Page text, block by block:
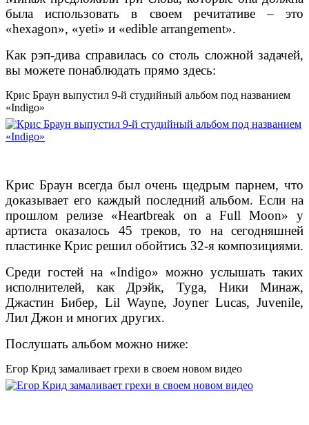
была использовать в своем речитативе – это
«hexagon», «yeti» и «edible arrangement».
Как рэп-дива справилась со столь сложной задачей,
вы можете понаблюдать прямо здесь:
Крис Браун выпустил 9-й студийный альбом под названием
«Indigo»
Крис Браун всегда был очень щедрым парнем, что
доказывает его каждый последний альбом. Если на
прошлом релизе «Heartbreak on a Full Moon» у
артиста оказалось 45 треков, то на сегодняшней
пластинке Крис решил обойтись 32-я композициями.
Среди гостей на «Indigo» можно услышать таких
исполнителей, как Дрэйк, Tyga, Ники Минаж,
Джастин Бибер, Lil Wayne, Joyner Lucas, Juvenile,
Лил Джон и многих других.
Послушать альбом можно ниже:
Егор Крид замаливает грехи в своем новом видео